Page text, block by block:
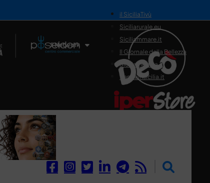
Il Network
il SiciliaTivù
Siciliarurale.eu
Siciliammare.it
Il Giornale della Bellezza
Siciliamedica.it
Sanitainsicilia.it